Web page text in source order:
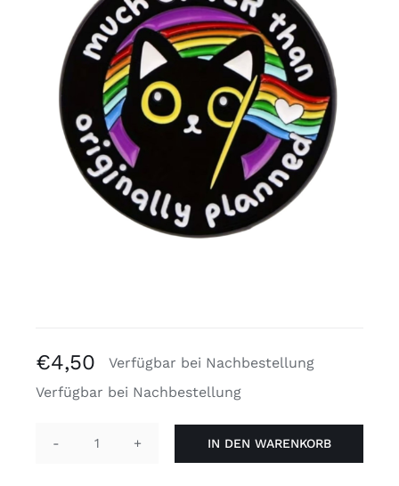
Kostenlose Binder
Review Levi
€4,50
Verfügbar bei Nachbestellung
Verfügbar bei Nachbestellung
IN DEN WARENKORB